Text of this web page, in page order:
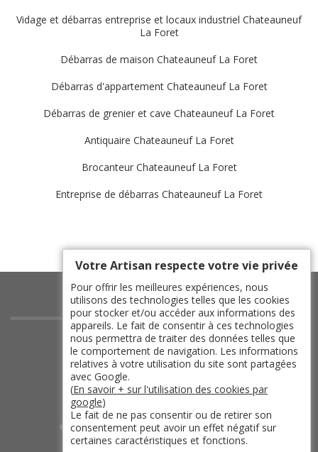
Vidage et débarras entreprise et locaux industriel Chateauneuf
La Foret
Débarras de maison Chateauneuf La Foret
Débarras d'appartement Chateauneuf La Foret
Débarras de grenier et cave Chateauneuf La Foret
Antiquaire Chateauneuf La Foret
Brocanteur Chateauneuf La Foret
Entreprise de débarras Chateauneuf La Foret
indisponible
indisponible
indisponible
©2019 - 2026 TOUT DROIT RÉSERVÉ -
MENTIONS LÉGALES
Votre Artisan respecte votre vie privée
Pour offrir les meilleures expériences, nous
utilisons des technologies telles que les cookies
pour stocker et/ou accéder aux informations des
appareils. Le fait de consentir à ces technologies
nous permettra de traiter des données telles que
le comportement de navigation. Les informations
relatives à votre utilisation du site sont partagées
avec Google.
(En savoir + sur l'utilisation des cookies par
google)
Le fait de ne pas consentir ou de retirer son
consentement peut avoir un effet négatif sur
certaines caractéristiques et fonctions.